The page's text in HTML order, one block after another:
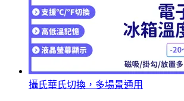
攝氏華氏切換，多場景通用